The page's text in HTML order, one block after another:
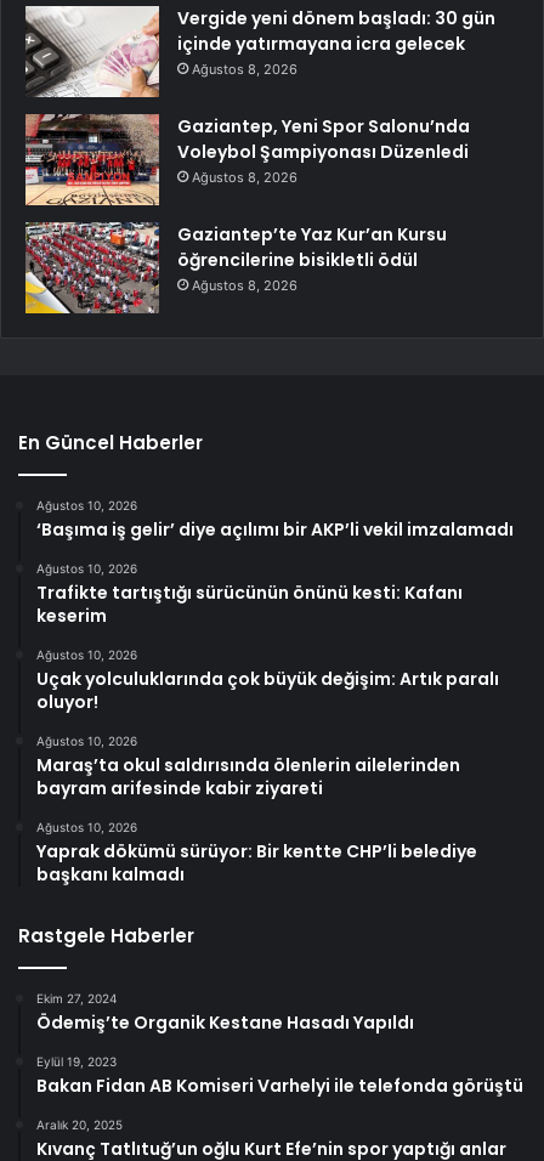
Vergide yeni dönem başladı: 30 gün
içinde yatırmayana icra gelecek
Ağustos 8, 2026
Gaziantep, Yeni Spor Salonu’nda
Voleybol Şampiyonası Düzenledi
Ağustos 8, 2026
Gaziantep’te Yaz Kur’an Kursu
öğrencilerine bisikletli ödül
Ağustos 8, 2026
En Güncel Haberler
Ağustos 10, 2026
‘Başıma iş gelir’ diye açılımı bir AKP’li vekil imzalamadı
Ağustos 10, 2026
Trafikte tartıştığı sürücünün önünü kesti: Kafanı
keserim
Ağustos 10, 2026
Uçak yolculuklarında çok büyük değişim: Artık paralı
oluyor!
Ağustos 10, 2026
Maraş’ta okul saldırısında ölenlerin ailelerinden
bayram arifesinde kabir ziyareti
Ağustos 10, 2026
Yaprak dökümü sürüyor: Bir kentte CHP’li belediye
başkanı kalmadı
Rastgele Haberler
Ekim 27, 2024
Ödemiş’te Organik Kestane Hasadı Yapıldı
Eylül 19, 2023
Bakan Fidan AB Komiseri Varhelyi ile telefonda görüştü
Aralık 20, 2025
Kıvanç Tatlıtuğ’un oğlu Kurt Efe’nin spor yaptığı anlar